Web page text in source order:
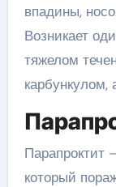
впадины,
Возникает
тяжелом
Парапроктит
который